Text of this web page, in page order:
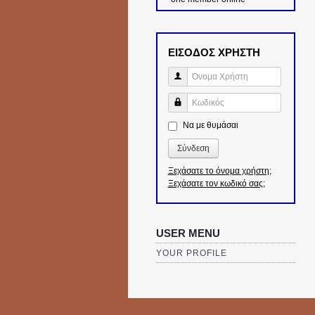
ΕΙΣΟΔΟΣ ΧΡΗΣΤΗ
Όνομα Χρήστη
Κωδικός
Να με θυμάσαι
Σύνδεση
Ξεχάσατε το όνομα χρήστη;
Ξεχάσατε τον κωδικό σας;
USER MENU
YOUR PROFILE